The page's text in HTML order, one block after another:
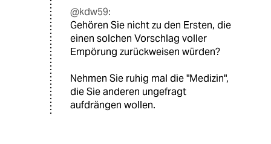
@kdw59:
Gehören Sie nicht zu den Ersten, die
einen solchen Vorschlag voller
Empörung zurückweisen würden?
Nehmen Sie ruhig mal die "Medizin",
die Sie anderen ungefragt
aufdrängen wollen.